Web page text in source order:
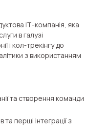
ІТ-компанія, яка
в галузі
і кол-трекінгу до
з використанням
та створення команди
перші інтеграції з